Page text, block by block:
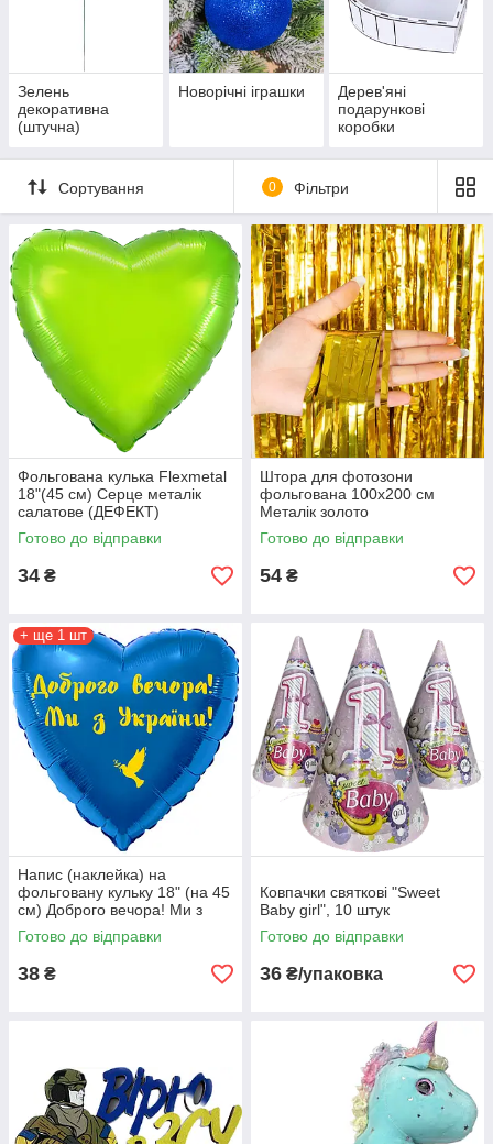
Зелень
декоративна
(штучна)
Новорічні іграшки
Дерев'яні
подарункові
коробки
Сортування 0 Фільтри
Фольгована кулька Flexmetal
18"(45 см) Серце металік
салатове (ДЕФЕКТ)
Готово до відправки
34 ₴
Штора для фотозони
фольгована 100х200 см
Металік золото
Готово до відправки
54 ₴
+ ще 1 шт
Напис (наклейка) на
фольговану кульку 18" (на 45
см) Доброго вечора! Ми з
України! (будь-який колір)
Готово до відправки
38 ₴
Ковпачки святкові "Sweet
Baby girl", 10 штук
Готово до відправки
36 ₴/упаковка